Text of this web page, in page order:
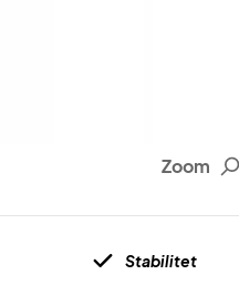
Zoom
Stabilitet